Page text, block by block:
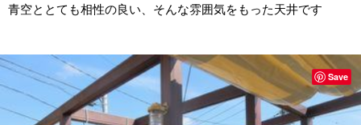
青空ととても相性の良い、そんな雰囲気をもった天井です
Save